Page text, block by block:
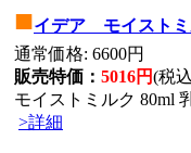
■イデア モイストミ
通常価格: 6600円
販売特価： 5016円(税
モイストミルク 80ml
>詳細